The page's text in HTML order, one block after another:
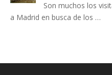
Son muchos los
a Madrid en busca de los …